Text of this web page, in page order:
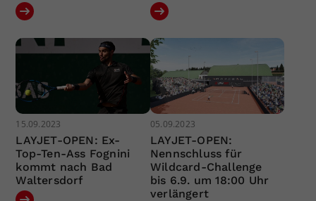
15.09.2023
LAYJET-OPEN: Ex-
Top-Ten-Ass Fognini
kommt nach Bad
Waltersdorf
05.09.2023
LAYJET-OPEN:
Nennschluss für
Wildcard-Challenge
bis 6.9. um 18:00 Uhr
verlängert